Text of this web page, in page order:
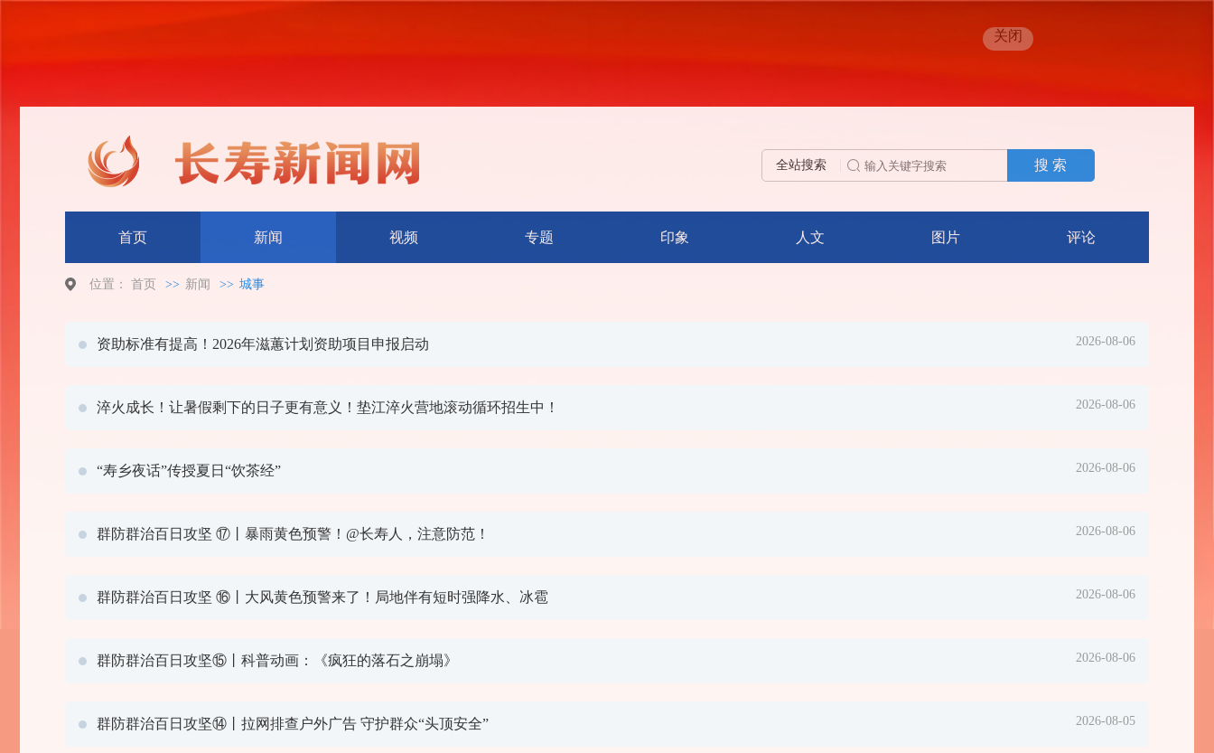
关闭
全站搜索 搜 索
首页 新闻 视频 专题 印象 人文 图片 评论
位置： 首页 >> 新闻 >> 城事
资助标准有提高！2026年滋蕙计划资助项目申报启动 2026-08-06
淬火成长！让暑假剩下的日子更有意义！垫江淬火营地滚动循环招生中！ 2026-08-06
“寿乡夜话”传授夏日“饮茶经” 2026-08-06
群防群治百日攻坚 ⑰丨暴雨黄色预警！@长寿人，注意防范！ 2026-08-06
群防群治百日攻坚 ⑯丨大风黄色预警来了！局地伴有短时强降水、冰雹 2026-08-06
群防群治百日攻坚⑮丨科普动画：《疯狂的落石之崩塌》 2026-08-06
群防群治百日攻坚⑭丨拉网排查户外广告 守护群众“头顶安全” 2026-08-05